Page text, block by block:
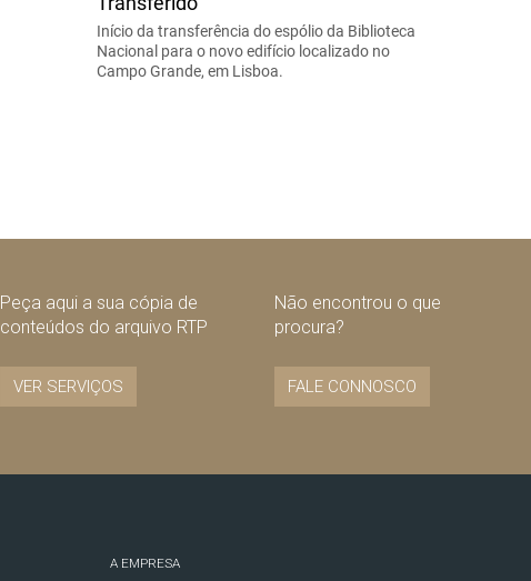
Início da transferência do espólio da Biblioteca
Nacional para o novo edifício localizado no
Campo Grande, em Lisboa.
Peça aqui a sua cópia de
conteúdos do arquivo RTP
VER SERVIÇOS
Não encontrou o que
procura?
FALE CONNOSCO
A EMPRESA